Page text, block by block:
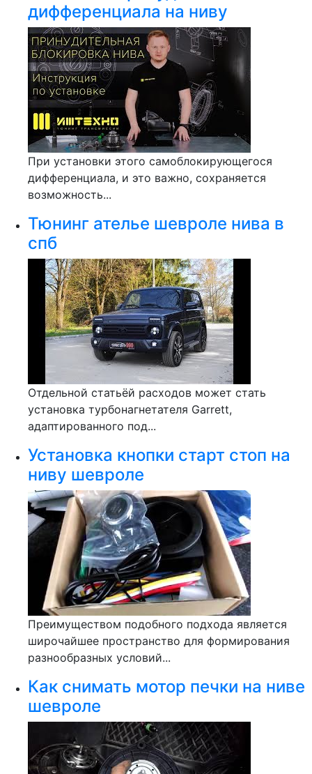
дифференциала на ниву
При установки этого самоблокирующегося
дифференциала, и это важно, сохраняется
возможность...
Тюнинг ателье шевроле нива в
спб
Отдельной статьёй расходов может стать
установка турбонагнетателя Garrett,
адаптированного под...
Установка кнопки старт стоп на
ниву шевроле
Преимуществом подобного подхода является
широчайшее пространство для формирования
разнообразных условий...
Как снимать мотор печки на ниве
шевроле